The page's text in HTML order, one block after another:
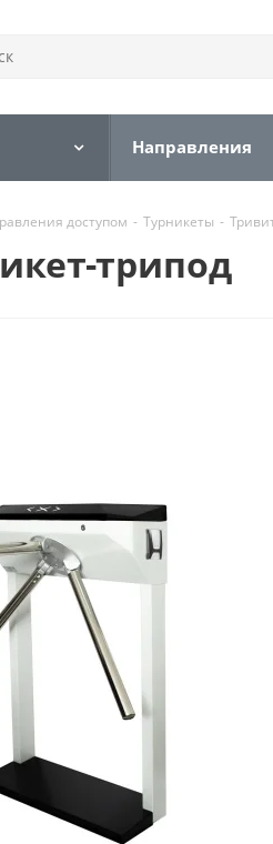
Направления
доступом - Турникеты -
трипод